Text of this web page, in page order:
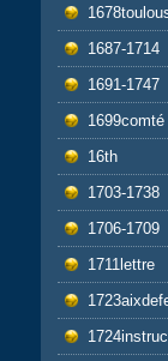
1687-1714
1691-1747
1699comté
16th
1703-1738
1706-1709
1711lettre